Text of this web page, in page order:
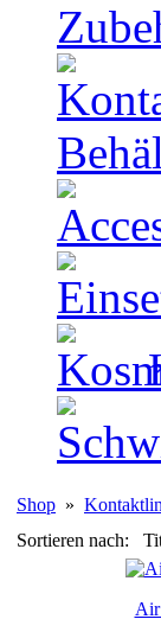
Shop »
Sortieren nach: